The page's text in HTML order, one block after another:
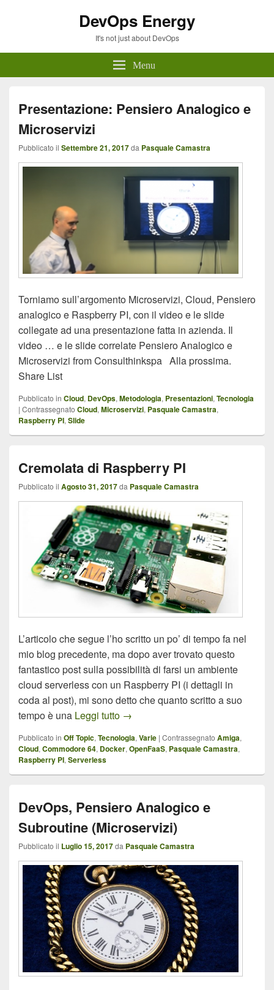
DevOps Energy
It's not just about DevOps
Menu
Presentazione: Pensiero Analogico e
Microservizi
Pubblicato il Settembre 21, 2017da Pasquale Camastra
Torniamo sull’argomento Microservizi, Cloud, Pensiero
analogico e Raspberry PI, con il video e le slide
collegate ad una presentazione fatta in azienda. Il
video … e le slide correlate Pensiero Analogico e
Microservizi from Consulthinkspa Alla prossima.
Share List
Pubblicato in Cloud, DevOps,Metodologia, Presentazioni,Tecnologia
| Contrassegnato Cloud,Microservizi, Pasquale Camastra,
Raspberry PI,Slide
Cremolata di Raspberry PI
Pubblicato il Agosto 31, 2017da Pasquale Camastra
L’articolo che segue l’ho scritto un po’ di tempo fa nel
mio blog precedente, ma dopo aver trovato questo
fantastico post sulla possibilità di farsi un ambiente
cloud serverless con un Raspberry PI (i dettagli in
coda al post), mi sono detto che quanto scritto a suo
tempo è una Leggi tutto Cremolata di Raspberry PI
→
Pubblicato in Off Topic, Tecnologia, Varie | Contrassegnato Amiga,
Cloud, Commodore 64, Docker, OpenFaaS, Pasquale Camastra,
Raspberry PI, Serverless
DevOps, Pensiero Analogico e
Subroutine (Microservizi)
Pubblicato il Luglio 15, 2017da Pasquale Camastra